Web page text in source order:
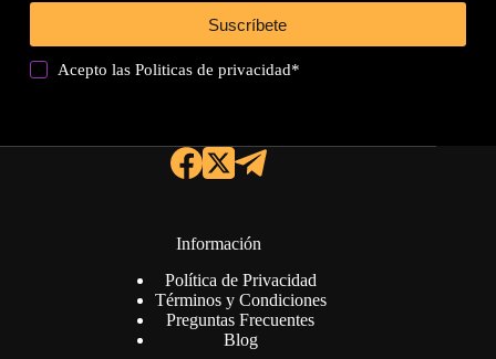
Suscríbete
Acepto lasPoliticas de privacidad*
Información
Política de Privacidad
Términos y Condiciones
Preguntas Frecuentes
Blog